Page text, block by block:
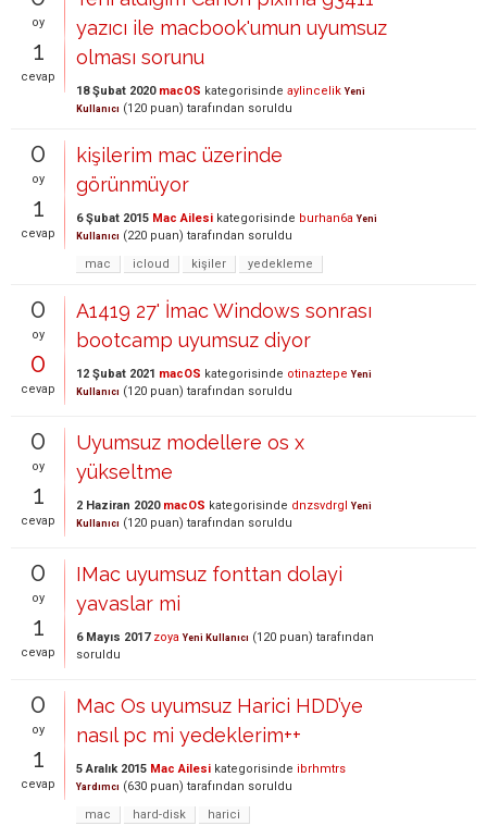
oy
1
cevap
yazıcı ile macbook'umun uyumsuz
olması sorunu
18 Şubat 2020 macOS kategorisinde aylincelik Yeni
Kullanıcı (120 puan) tarafından soruldu
0
oy
1
cevap
kişilerim mac üzerinde
görünmüyor
6 Şubat 2015 Mac Ailesi kategorisinde burhan6a Yeni
Kullanıcı (220 puan) tarafından soruldu
mac
icloud kişiler yedekleme
0
oy
0
cevap
A1419 27' İmac Windows sonrası
bootcamp uyumsuz diyor
12 Şubat 2021 macOS kategorisinde otinaztepe Yeni
Kullanıcı (120 puan) tarafından soruldu
0
oy
1
cevap
Uyumsuz modellere os x
yükseltme
2 Haziran 2020 macOS kategorisinde dnzsvdrgl Yeni
Kullanıcı (120 puan) tarafından soruldu
0
oy
1
cevap
IMac uyumsuz fonttan dolayi
yavaslar mi
6 Mayıs 2017 zoya Yeni Kullanıcı (120 puan) tarafından
soruldu
0
oy
1
cevap
Mac Os uyumsuz Harici HDD’ye
nasıl pc mi yedeklerim++
5 Aralık 2015 Mac Ailesi kategorisinde ibrhmtrs
Yardımcı (630 puan) tarafından soruldu
mac
hard-disk harici